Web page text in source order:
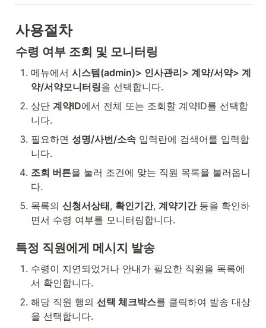
사용절차
수령 여부 조회 및 모니터링
메뉴에서 시스템(admin)> 인사관리> 계약/서약> 계
약/서약모니터링을 선택합니다.
상단 계약ID에서 전체 또는 조회할 계약ID를 선택합
니다.
필요하면 성명/사번/소속 입력란에 검색어를 입력합
니다.
조회 버튼을 눌러 조건에 맞는 직원 목록을 불러옵니
다.
목록의 신청서상태, 확인기간, 계약기간 등을 확인하
면서 수령 여부를 모니터링합니다.
특정 직원에게 메시지 발송
수령이 지연되었거나 안내가 필요한 직원을 목록에
서 확인합니다.
해당 직원 행의 선택 체크박스를 클릭하여 발송 대상
을 선택합니다.